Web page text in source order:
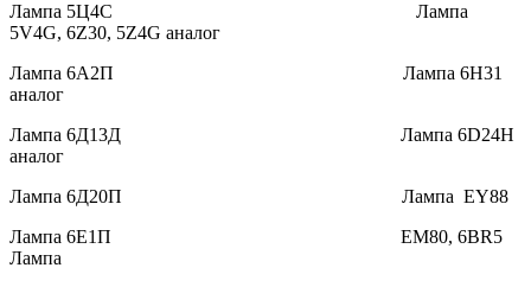
Лампа 5Ц4С Лампа
5V4G, 6Z30, 5Z4G аналог
Лампа 6А2П Лампа 6H31
аналог
Лампа 6Д13Д Лампа 6D24H
аналог
Лампа 6Д20П Лампа EY88
Лампа 6Е1П EM80, 6BR5
Лампа